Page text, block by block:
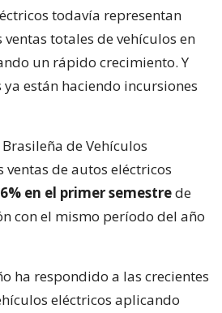
todavía representan
ventas totales de vehículos en
un rápido crecimiento. Y
están haciendo incursiones
de Vehículos
ventas de autos eléctricos
en el primer semestrede
con el mismo período del año
ha respondido a las crecientes
eléctricos aplicando